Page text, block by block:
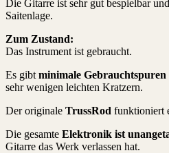
Die Gitarre ist sehr gut bespielbar
Saitenlage.
Zum Zustand:
Das Instrument ist gebraucht.
Es gibt minimale Gebrauchtspuren
sehr wenigen leichten Kratzern.
Der originale TrussRod funktioniert
Die gesamte Elektronik ist
Gitarre das Werk verlassen hat.